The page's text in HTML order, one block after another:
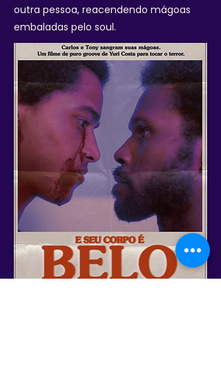
outra pessoa, reacendendo mágoas
embaladas pelo soul.